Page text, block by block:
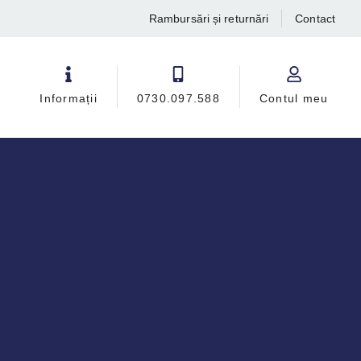
Rambursări și returnări Contact
Informații 0730.097.588 Contul meu